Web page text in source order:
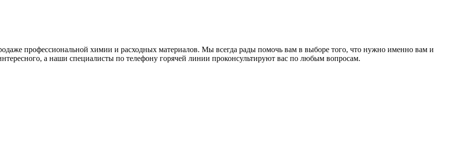
профессиональной химии и расходных материалов. Мы всегда рады помочь вам в выборе того, что нужно именно вам и
а наши специалисты по телефону горячей линии проконсультируют вас по любым вопросам.